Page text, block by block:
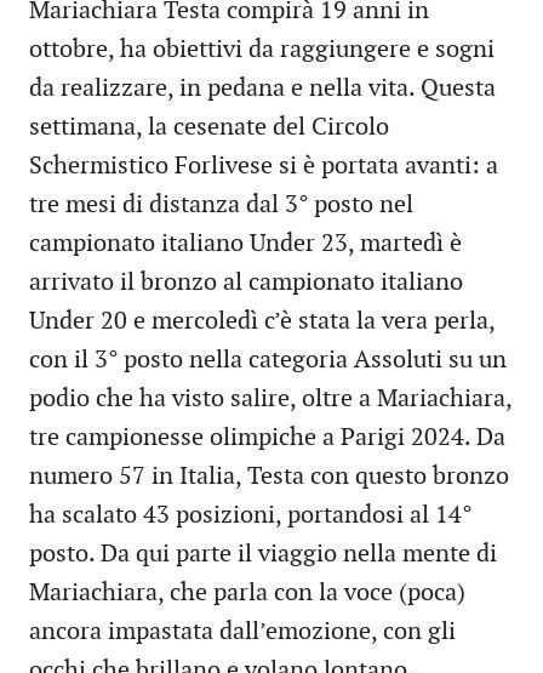
Mariachiara Testa compirà 19 anni in
ottobre, ha obiettivi da raggiungere e sogni
da realizzare, in pedana e nella vita. Questa
settimana, la cesenate del Circolo
Schermistico Forlivese si è portata avanti: a
tre mesi di distanza dal 3° posto nel
campionato italiano Under 23, martedì è
arrivato il bronzo al campionato italiano
Under 20 e mercoledì c’è stata la vera perla,
con il 3° posto nella categoria Assoluti su un
podio che ha visto salire, oltre a Mariachiara,
tre campionesse olimpiche a Parigi 2024. Da
numero 57 in Italia, Testa con questo bronzo
ha scalato 43 posizioni, portandosi al 14°
posto. Da qui parte il viaggio nella mente di
Mariachiara, che parla con la voce (poca)
ancora impastata dall’emozione, con gli